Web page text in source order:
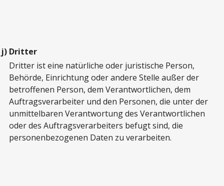
j) Dritter
Dritter ist eine natürliche oder juristische Person,
Behörde, Einrichtung oder andere Stelle außer der
betroffenen Person, dem Verantwortlichen, dem
Auftragsverarbeiter und den Personen, die unter der
unmittelbaren Verantwortung des Verantwortlichen
oder des Auftragsverarbeiters befugt sind, die
personenbezogenen Daten zu verarbeiten.